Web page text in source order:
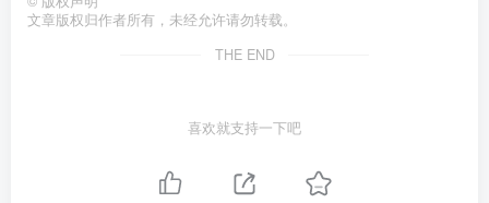
文章版权归作者所有，未经允许请勿转载。
THE END
喜欢就支持一下吧